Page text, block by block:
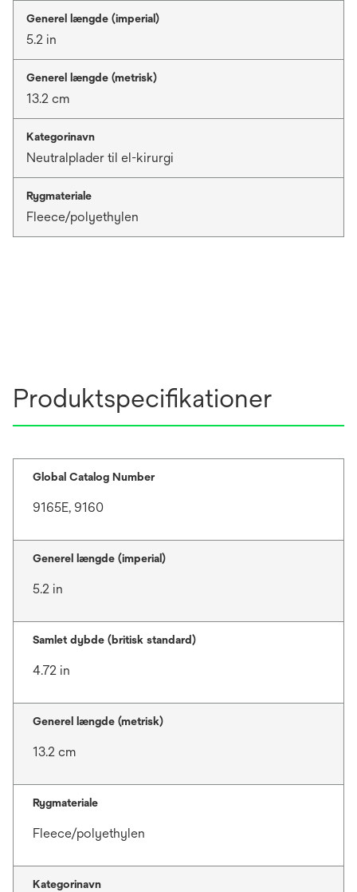
Generel længde (imperial)
5.2 in
Generel længde (metrisk)
13.2 cm
Kategorinavn
Neutralplader til el-kirurgi
Rygmateriale
Fleece/polyethylen
Produktspecifikationer
Global Catalog Number
9165E, 9160
Generel længde (imperial)
5.2 in
Samlet dybde (britisk standard)
4.72 in
Generel længde (metrisk)
13.2 cm
Rygmateriale
Fleece/polyethylen
Kategorinavn